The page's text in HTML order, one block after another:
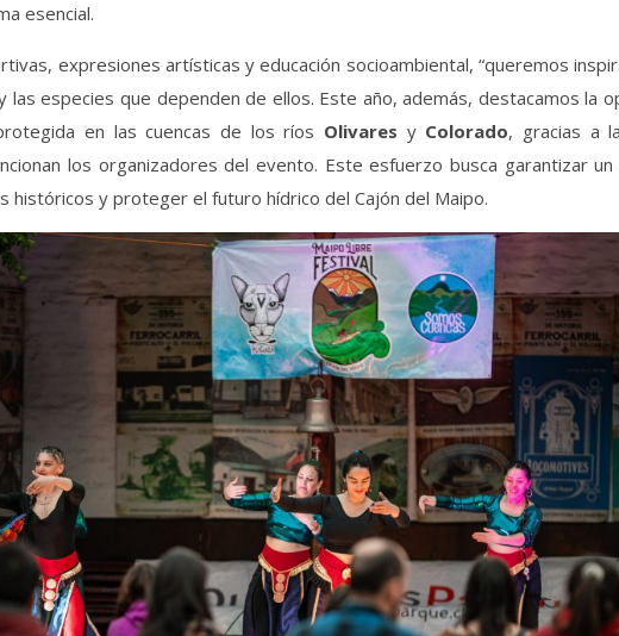
esencial.
expresiones artísticas y educación socioambiental, “queremos
las especies que dependen de ellos. Este año, además, destacamos la
en las cuencas de los ríos Olivares y Colorado, gracias a
los organizadores del evento. Este esfuerzo busca garantizar
históricos y proteger el futuro hídrico del Cajón del Maipo.